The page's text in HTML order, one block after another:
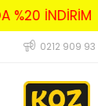
%20 İNDİRİM
0212 909